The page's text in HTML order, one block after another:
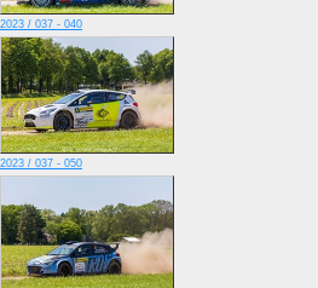
2023 / 037 - 040
2023 / 037 - 050